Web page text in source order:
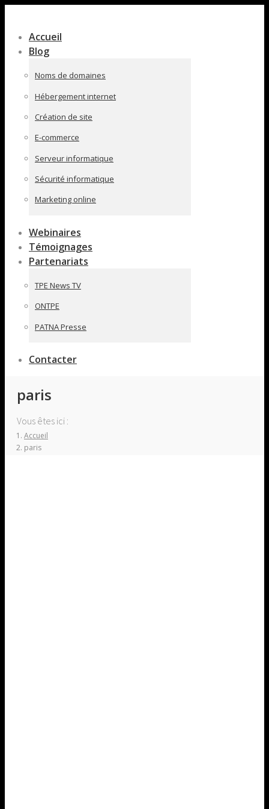
pleine
largeur
Accueil
Blog
Noms de domaines
Hébergement internet
Création de site
E-commerce
Serveur informatique
Sécurité informatique
Marketing online
Webinaires
Témoignages
Partenariats
TPE News TV
ONTPE
PATNA Presse
Contacter
paris
Vous êtes ici :
Accueil
paris